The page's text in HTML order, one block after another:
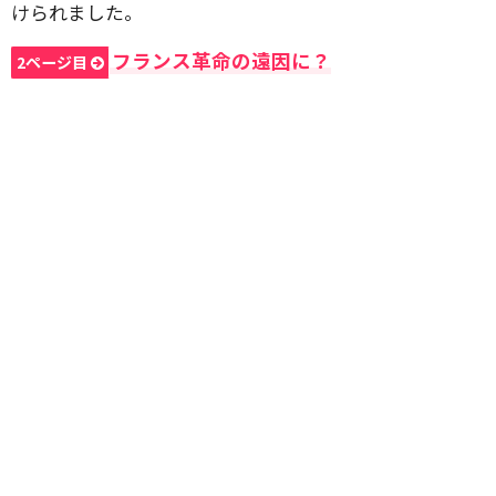
けられました。
2ページ目 フランス革命の遠因に？